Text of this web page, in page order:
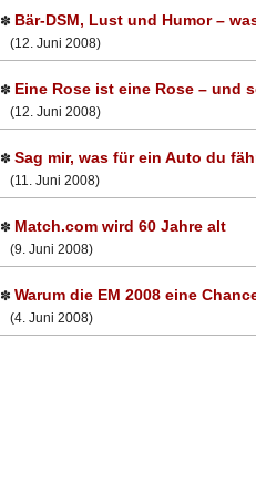
✽ Bär-DSM, Lust und Humor –
(12. Juni 2008)
✽ Eine Rose ist eine Rose – und
(12. Juni 2008)
✽ Sag mir, was für ein Auto du
(11. Juni 2008)
✽ Match.com wird 60 Jahre alt
(9. Juni 2008)
✽ Warum die EM 2008 eine
(4. Juni 2008)